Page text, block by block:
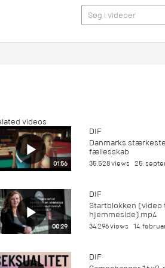
videos
01:56
DIF
Danmarks stærkeste
fællesskab
35.528 views 25.
00:29
DIF
Startblokken (video
hjemmeside).mp4
34.296 views 14.
DIF